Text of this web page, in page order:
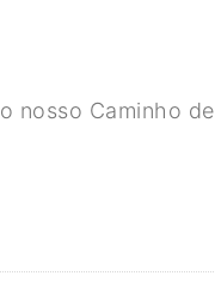
nosso Caminho de